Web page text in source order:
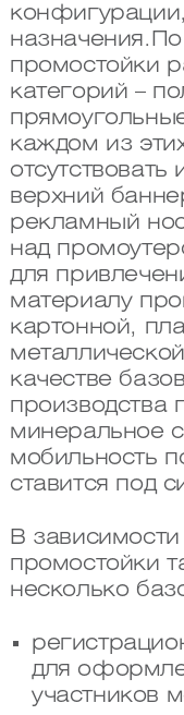
промостойки
категорий –
каждом из
отсутствовать
верхний
рекламный
над
для
материалу
картонной,
качестве
производства
минеральное
мобильность
ставится под
В
промостойки
несколько
для
участников